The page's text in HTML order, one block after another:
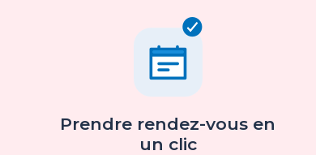
Prendre rendez-vous en
un clic